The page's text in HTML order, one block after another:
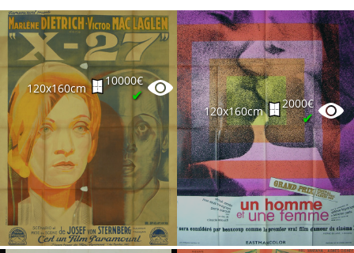
120x160cm
10000€
✔
120x160cm
2000€
✔